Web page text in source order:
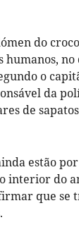
do
humanos, no
o
da
de
estão
interior do
que se